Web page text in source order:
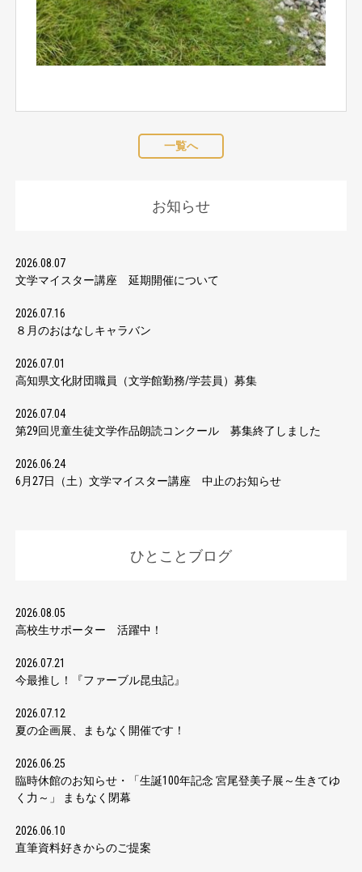
一覧へ
お知らせ
2026.08.07
文学マイスター講座 延期開催について
2026.07.16
８月のおはなしキャラバン
2026.07.01
高知県文化財団職員（文学館勤務/学芸員）募集
2026.07.04
第29回児童生徒文学作品朗読コンクール 募集終了しました
2026.06.24
6月27日（土）文学マイスター講座 中止のお知らせ
ひとことブログ
2026.08.05
高校生サポーター 活躍中！
2026.07.21
今最推し！『ファーブル昆虫記』
2026.07.12
夏の企画展、まもなく開催です！
2026.06.25
臨時休館のお知らせ・「生誕100年記念 宮尾登美子展～生きてゆ
く力～」 まもなく閉幕
2026.06.10
直筆資料好きからのご提案